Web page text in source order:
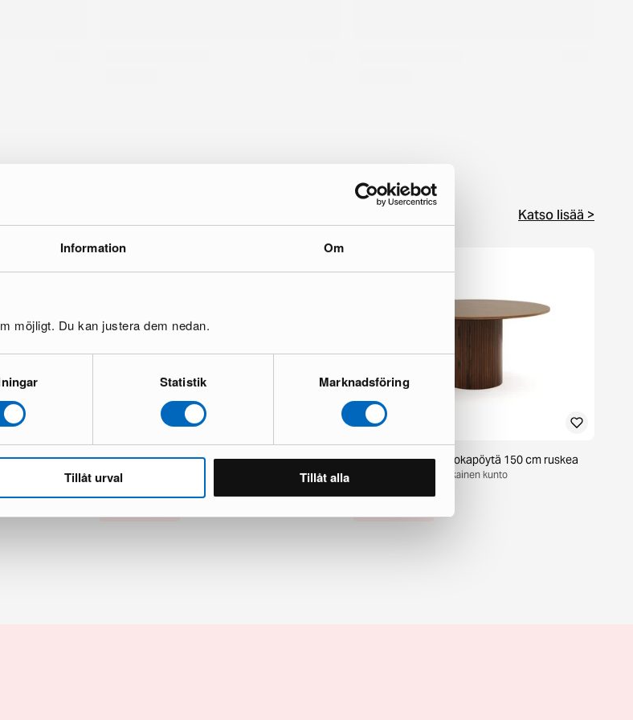
Information Om
möjligt. Du kan justera dem nedan.
Statistik Marknadsföring
Tillåt urval Tillåt alla
Katso lisää >
Richeto ruokapöytä 180 cm ruskea
1 varastossa · Ensiluokkainen kunto
230 €
Kopparbo pyöreä ruokapöytä 150 cm ruskea
1 varastossa · Ensiluokkainen kunto
260 €